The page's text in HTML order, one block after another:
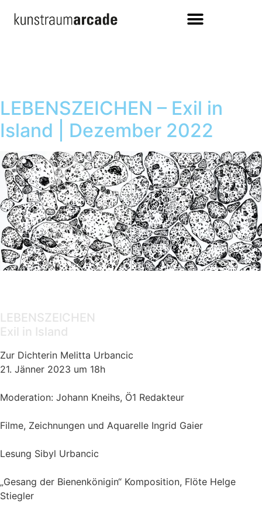
LEBENSZEICHEN – Exil in
Island | Dezember 2022
LEBENSZEICHEN
Exil in Island
Zur Dichterin Melitta Urbancic
21. Jänner 2023 um 18h
Moderation: Johann Kneihs, Ö1 Redakteur
Filme, Zeichnungen und Aquarelle Ingrid Gaier
Lesung Sibyl Urbancic
„Gesang der Bienenkönigin“ Komposition, Flöte Helge
Stiegler